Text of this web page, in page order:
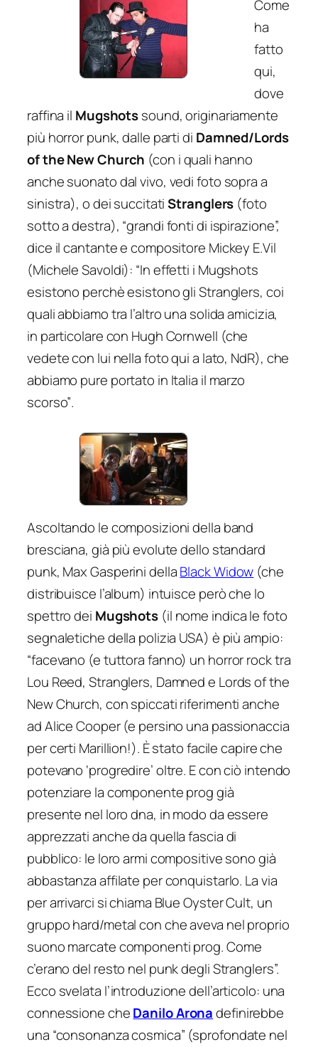
Come
ha
fatto
qui,
dove
raffina il Mugshotssound, originariamente
più horror punk, dalle parti di Damned/Lords
of the New Church (con i quali hanno
anche suonato dal vivo, vedi foto sopra a
sinistra), o dei succitatiStranglers (foto
sotto a destra), “grandi fonti di ispirazione”,
dice il cantante e compositore Mickey E.Vil
(Michele Savoldi): “In effetti i Mugshots
esistono perchè esistono gli Stranglers, coi
quali abbiamo tra l’altro una solida amicizia,
in particolare con Hugh Cornwell (che
vedete con lui nella foto qui a lato, NdR), che
abbiamo pure portato in Italia il marzo
scorso”.
Ascoltando le composizioni della band
bresciana, già più evolute dello standard
punk, Max Gasperini dellaBlack Widow (che
distribuisce l’album) intuisce però che lo
spettro dei Mugshots (il nome indica le foto
segnaletiche della polizia USA) è più ampio:
“facevano (e tuttora fanno) un horror rock tra
Lou Reed, Stranglers, Damned e Lords of the
New Church, con spiccati riferimenti anche
ad Alice Cooper (e persino una passionaccia
per certi Marillion!). È stato facile capire che
potevano ‘progredire’ oltre. E con ciò intendo
potenziare la componente prog già
presente nel loro dna, in modo da essere
apprezzati anche da quella fascia di
pubblico: le loro armi compositive sono già
abbastanza affilate per conquistarlo. La via
per arrivarci si chiama Blue Oyster Cult, un
gruppo hard/metal con che aveva nel proprio
suono marcate componenti prog. Come
c’erano del resto nel punk degli Stranglers”.
Ecco svelata l’introduzione dell’articolo: una
connessione cheDanilo Aronadefinirebbe
una “consonanza cosmica” (sprofondate nel